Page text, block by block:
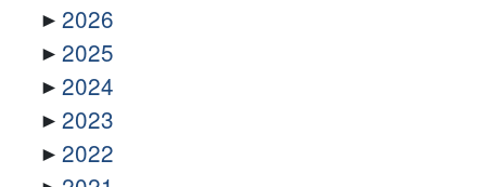
2026
2025
2024
2023
2022